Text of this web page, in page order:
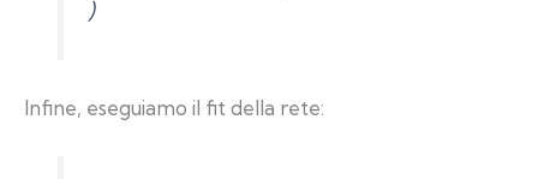
)
Infine, eseguiamo il fit della rete: